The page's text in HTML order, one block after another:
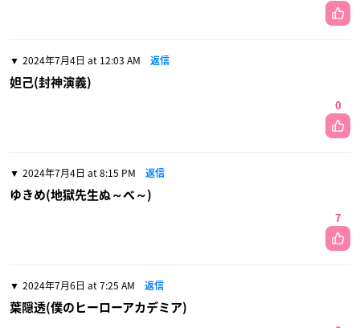
2024年7月4日 at 12:03 AM 返信
妲己(封神演義)
0
2024年7月4日 at 8:15 PM 返信
ゆきめ(地獄先生ぬ～べ～)
7
2024年7月6日 at 7:25 AM 返信
葉隠透(僕のヒーローアカデミア)